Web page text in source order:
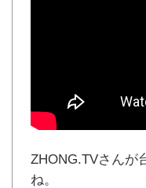
ZHONG.TVさんが
ね。